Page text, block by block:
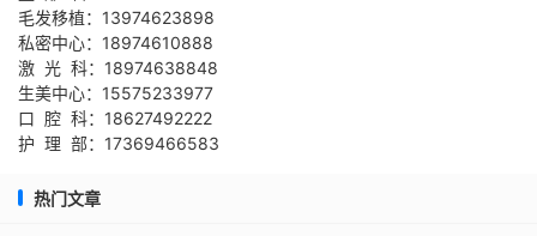
毛发移植：13974623898
私密中心：18974610888
激 光 科：18974638848
生美中心：15575233977
口 腔 科：18627492222
护 理 部：17369466583
热门文章